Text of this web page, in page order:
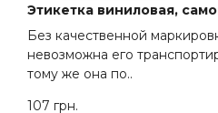
Этикетка виниловая,
Без качественной
невозможна его
тому же она по..
107 грн.